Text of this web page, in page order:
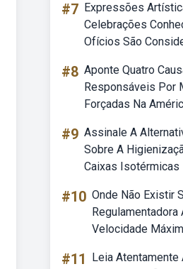
#7 Expressões
Celebrações
Ofícios São
#8 Aponte Quatro
Responsáveis Por
Forçadas Na
#9 Assinale A
Sobre A
Caixas Isotérmicas
#10 Onde Não Existir
Regulamentadora
Velocidade
#11
Leia Atentamente